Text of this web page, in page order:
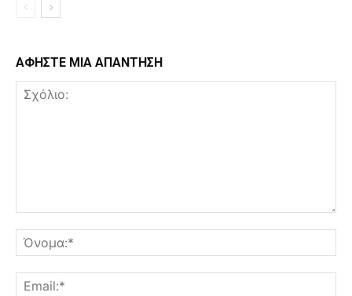
ΑΦΗΣΤΕ ΜΙΑ ΑΠΑΝΤΗΣΗ